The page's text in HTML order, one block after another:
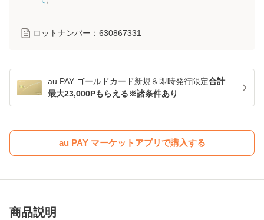
ロットナンバー： 630867331
au PAY ゴールドカード新規＆即時発行限定合計
最大23,000Pもらえる※諸条件あり
au PAY マーケットアプリで購入する
商品説明